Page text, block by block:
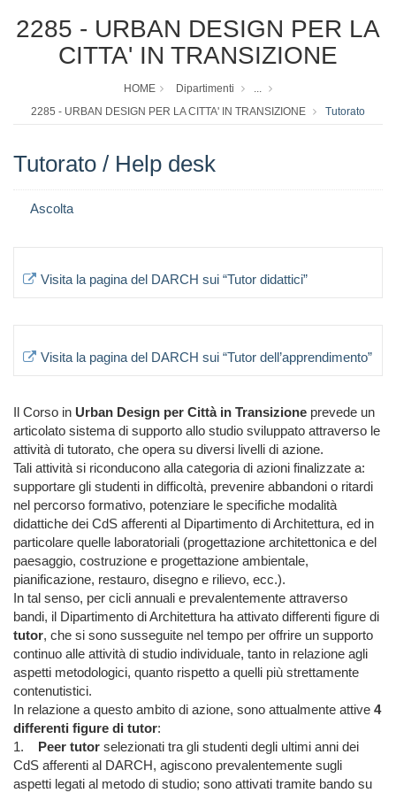
2285 - URBAN DESIGN PER LA
CITTA' IN TRANSIZIONE
HOME Dipartimenti
...
2285 - URBAN DESIGN PER LA CITTA' IN TRANSIZIONE
Tutorato
Tutorato / Help desk
Ascolta
Visita la pagina del DARCH sui “Tutor didattici”
Visita la pagina del DARCH sui “Tutor dell’apprendimento”
Il Corso in Urban Design per Città in Transizione prevede un
articolato sistema di supporto allo studio sviluppato attraverso le
attività di tutorato, che opera su diversi livelli di azione.
Tali attività si riconducono alla categoria di azioni finalizzate a:
supportare gli studenti in difficoltà, prevenire abbandoni o ritardi
nel percorso formativo, potenziare le specifiche modalità
didattiche dei CdS afferenti al Dipartimento di Architettura, ed in
particolare quelle laboratoriali (progettazione architettonica e del
paesaggio, costruzione e progettazione ambientale,
pianificazione, restauro, disegno e rilievo, ecc.).
In tal senso, per cicli annuali e prevalentemente attraverso
bandi, il Dipartimento di Architettura ha attivato differenti figure di
tutor, che si sono susseguite nel tempo per offrire un supporto
continuo alle attività di studio individuale, tanto in relazione agli
aspetti metodologici, quanto rispetto a quelli più strettamente
contenutistici.
In relazione a questo ambito di azione, sono attualmente attive 4
differenti figure di tutor:
1. Peer tutor selezionati tra gli studenti degli ultimi anni dei
CdS afferenti al DARCH, agiscono prevalentemente sugli
aspetti legati al metodo di studio; sono attivati tramite bando su